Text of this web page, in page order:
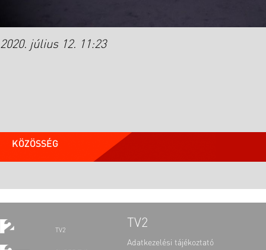
2020. július 12. 11:23
KÖZÖSSÉG
TV2
TV2
Adatkezelési tájékoztató